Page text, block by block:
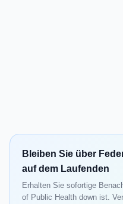
Bleiben Sie über
auf dem Laufenden
Erhalten Sie sofortige
of Public Health down ist.